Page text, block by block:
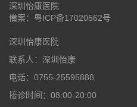
深圳怡康医院
備案： 粤ICP备17020562号
深圳怡康医院
联系人：深圳怡康
电话：0755-25595888
接诊时间：08:00-20:00